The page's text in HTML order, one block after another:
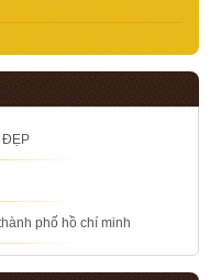
ĐẸP
phố hồ chí minh